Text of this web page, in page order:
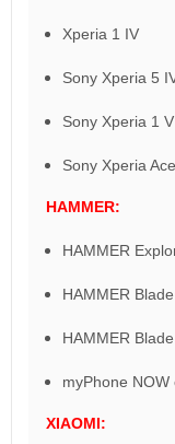
Xperia 1 IV
Sony Xperia 5
Sony Xperia 1 V
Sony Xperia
HAMMER:
HAMMER
HAMMER
HAMMER
myPhone NOW
XIAOMI: